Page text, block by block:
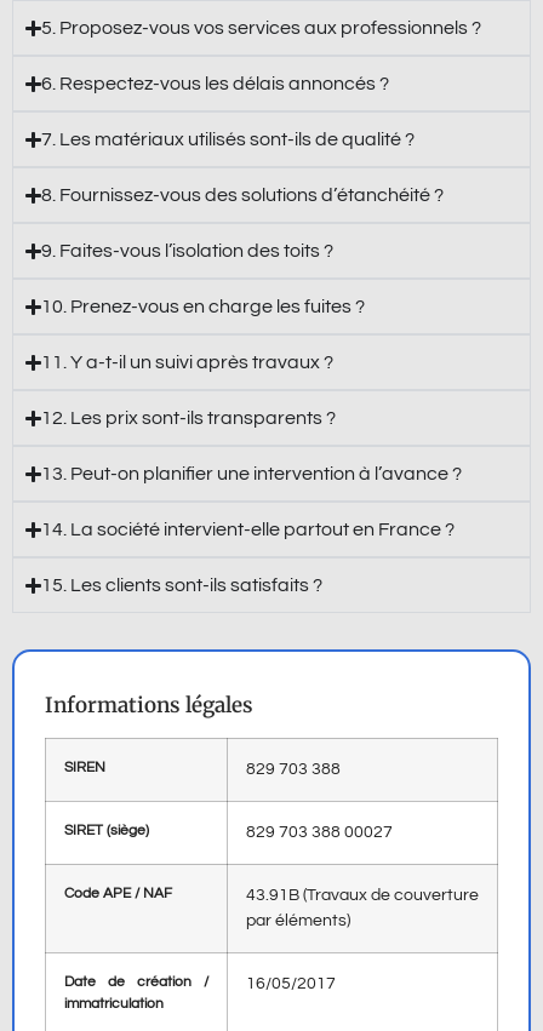
5. Proposez-vous vos services aux professionnels ?
6. Respectez-vous les délais annoncés ?
7. Les matériaux utilisés sont-ils de qualité ?
8. Fournissez-vous des solutions d’étanchéité ?
9. Faites-vous l’isolation des toits ?
10. Prenez-vous en charge les fuites ?
11. Y a-t-il un suivi après travaux ?
12. Les prix sont-ils transparents ?
13. Peut-on planifier une intervention à l’avance ?
14. La société intervient-elle partout en France ?
15. Les clients sont-ils satisfaits ?
Informations légales
SIREN 829 703 388
SIRET (siège) 829 703 388 00027
Code APE / NAF
43.91B (Travaux de couverture
par éléments)
Date de création /
immatriculation
16/05/2017